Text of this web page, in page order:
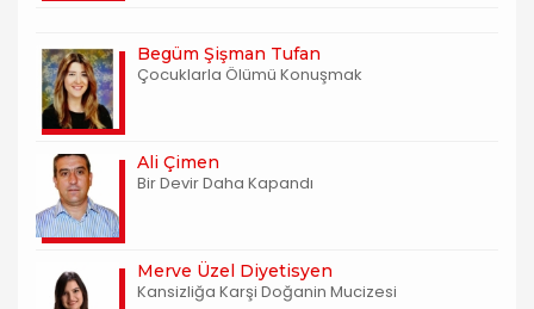
Begüm Şişman Tufan
Çocuklarla Ölümü Konuşmak
Ali Çimen
Bir Devir Daha Kapandı
Merve Üzel Diyetisyen
Kansizliğa Karşi Doğanin Mucizesi